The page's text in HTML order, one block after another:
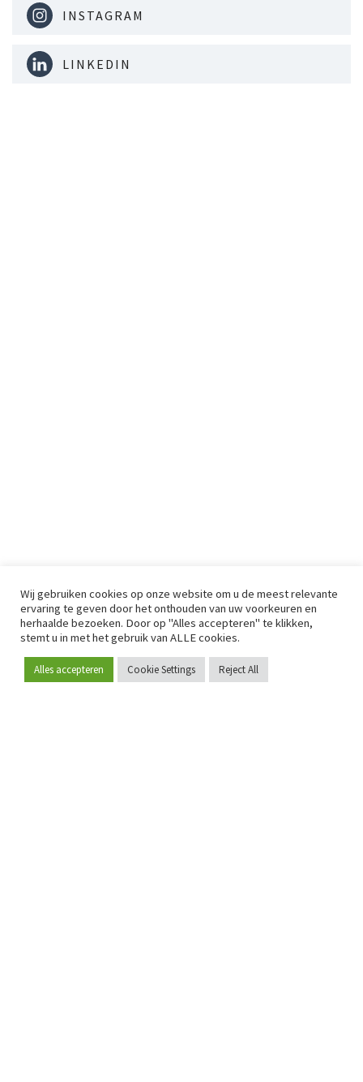
Word lid
INSTAGRAM
LINKEDIN
Wij gebruiken cookies op onze website om u de meest relevante
ervaring te geven door het onthouden van uw voorkeuren en
herhaalde bezoeken. Door op "Alles accepteren" te klikken,
stemt u in met het gebruik van ALLE cookies.
Alles accepteren Cookie Settings Reject All